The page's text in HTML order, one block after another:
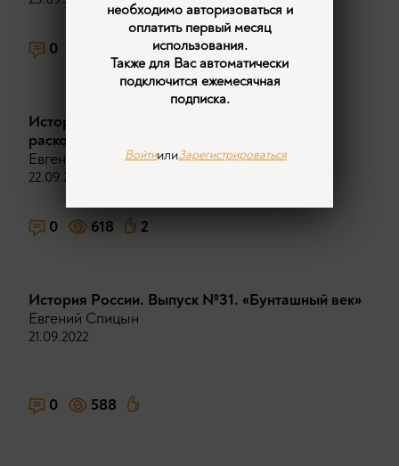
0
История России. Выпуск №30. Церковный
раскол в XVII веке
Евгений Спицын
22.09.2022
0 618 2
История России. Выпуск №31. «Бунташный век»
Евгений Спицын
21.09.2022
0 588
необходимо авторизоваться и
оплатить первый месяц
использования.
Также для Вас автоматически
подключится ежемесячная
подписка.
ВойтиилиЗарегистрироваться